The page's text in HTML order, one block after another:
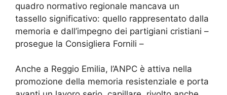
quadro normativo regionale mancava un
tassello significativo: quello rappresentato dalla
memoria e dall’impegno dei partigiani cristiani –
prosegue la Consigliera Fornili –
Anche a Reggio Emilia, l’ANPC è attiva nella
promozione della memoria resistenziale e porta